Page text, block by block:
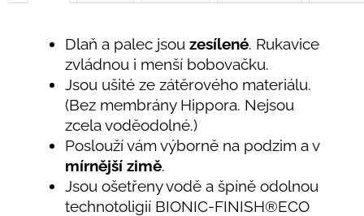
Dlaň a palec jsou zesílené. Rukavice
zvládnou i menší bobovačku.
Jsou ušité ze zátěrového materiálu.
(Bez membrány Hippora. Nejsou
zcela voděodolné.)
Poslouží vám výborně na podzim a v
mírnější zimě.
Jsou ošetřeny vodě a špíně odolnou
technotoligií BIONIC-FINISH®ECO